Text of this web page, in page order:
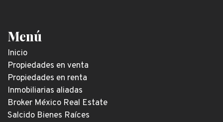
Menú
Inicio
Propiedades en venta
Propiedades en renta
Inmobiliarias aliadas
Broker México Real Estate
Salcido Bienes Raíces